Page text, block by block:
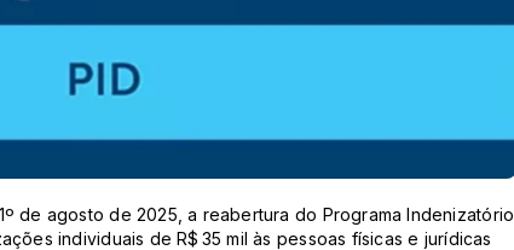
de agosto de 2025, a reabertura do Programa Indenizatório
individuais de R$ 35 mil às pessoas físicas e jurídicas